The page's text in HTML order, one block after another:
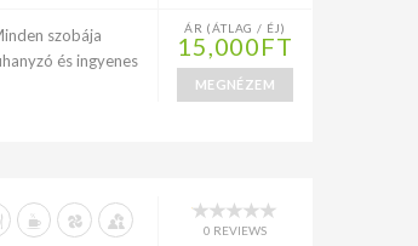
szobája
és ingyenes
ÁR (ÁTLAG / ÉJ)
15,000FT
MEGNÉZEM
0 REVIEWS